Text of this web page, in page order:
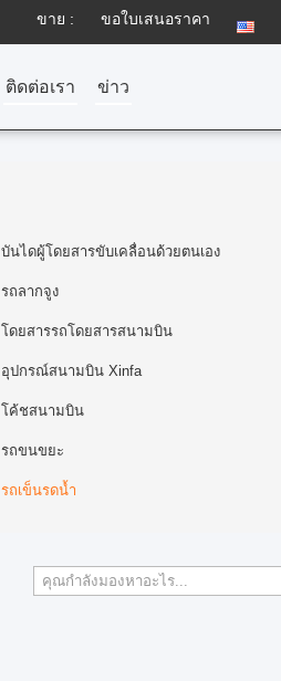
ขาย : ขอใบเสนอราคา
ติดต่อเรา ข่าว
บันไดผู้โดยสารขับเคลื่อนด้วยตนเอง
รถลากจูง
โดยสารรถโดยสารสนามบิน
อุปกรณ์สนามบิน Xinfa
โค้ชสนามบิน
รถขนขยะ
รถเข็นรดน้ำ